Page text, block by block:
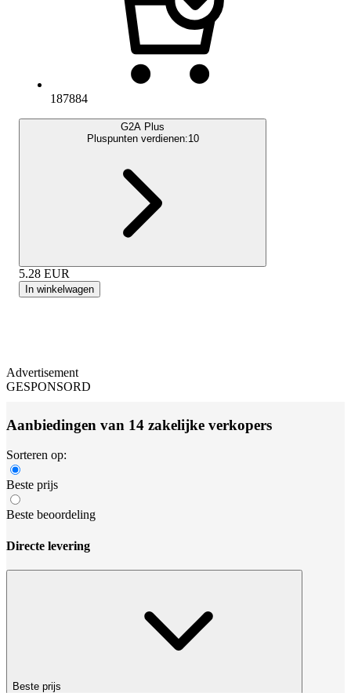
187884
G2A Plus
Pluspunten verdienen:10
5.28 EUR
In winkelwagen
Advertisement
GESPONSORD
Aanbiedingen van 14 zakelijke verkopers
Sorteren op:
Beste prijs
Beste beoordeling
Directe levering
Beste prijs